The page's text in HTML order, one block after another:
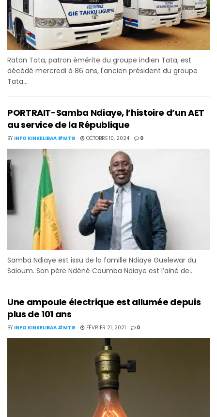
Ratan Tata, patron émérite du groupe indien Tata, est
décédé mercredi à 86 ans, l'ancien président du groupe
Tata...
PORTRAIT-Samba Ndiaye, l’histoire d’un AET
au service de la République
BY INFO KINKELIBAA #MTG OCTOBRE 10, 2024 0
Samba Ndiaye est issu de la famille Ndiaye Guelewar du
Saloum. Son père Ndéné Coumba Ndiaye est l’ainé de...
Une ampoule électrique est allumée depuis
plus de 101 ans
BY INFO KINKELIBAA #MTG FÉVRIER 21, 2021 0